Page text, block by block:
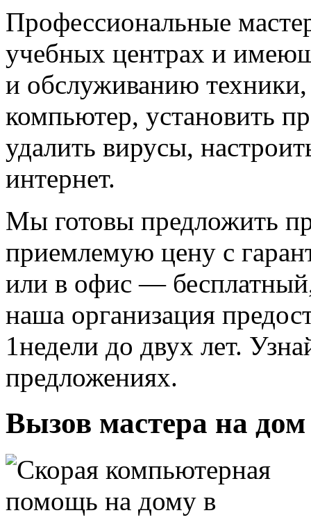
Профессиональные
учебных центрах и
и обслуживанию
компьютер, установить
удалить вирусы,
интернет.
Мы готовы предложить
приемлемую цену с
или в офис —
наша организация
1недели до двух лет.
предложениях.
Вызов мастера на дом